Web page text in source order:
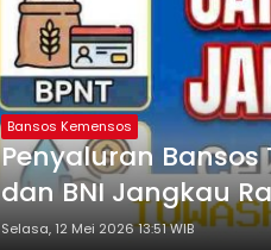
Bansos Kemensos
Penyaluran Bansos
dan BNI Jangkau
Selasa, 12 Mei 2026 13:51 WIB